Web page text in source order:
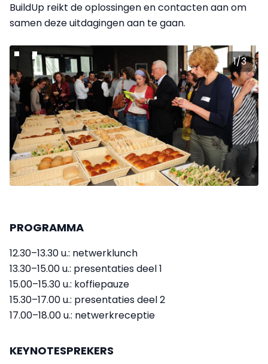
BuildUp reikt de oplossingen en contacten aan om
samen deze uitdagingen aan te gaan.
1/3
PROGRAMMA
12.30–13.30 u.: netwerklunch
13.30–15.00 u.: presentaties deel 1
15.00–15.30 u.: koffiepauze
15.30–17.00 u.: presentaties deel 2
17.00–18.00 u.: netwerkreceptie
KEYNOTESPREKERS